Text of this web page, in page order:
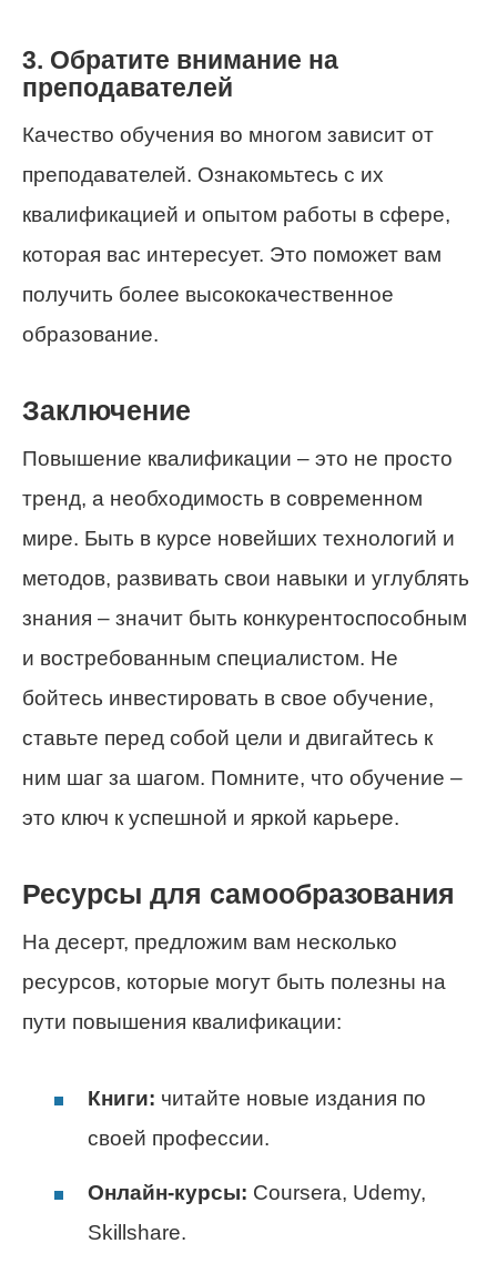
3. Обратите внимание на
преподавателей
Качество обучения во многом зависит от
преподавателей. Ознакомьтесь с их
квалификацией и опытом работы в сфере,
которая вас интересует. Это поможет вам
получить более высококачественное
образование.
Заключение
Повышение квалификации – это не просто
тренд, а необходимость в современном
мире. Быть в курсе новейших технологий и
методов, развивать свои навыки и углублять
знания – значит быть конкурентоспособным
и востребованным специалистом. Не
бойтесь инвестировать в свое обучение,
ставьте перед собой цели и двигайтесь к
ним шаг за шагом. Помните, что обучение –
это ключ к успешной и яркой карьере.
Ресурсы для самообразования
На десерт, предложим вам несколько
ресурсов, которые могут быть полезны на
пути повышения квалификации:
Книги: читайте новые издания по
своей профессии.
Онлайн-курсы: Coursera, Udemy,
Skillshare.